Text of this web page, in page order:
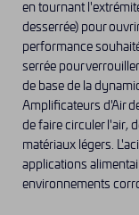
en tournant
desserrée) pour
performance
serrée pour
de base de la
Amplificateurs d'Air
de faire circuler l'air,
matériaux légers.
applications
environnements